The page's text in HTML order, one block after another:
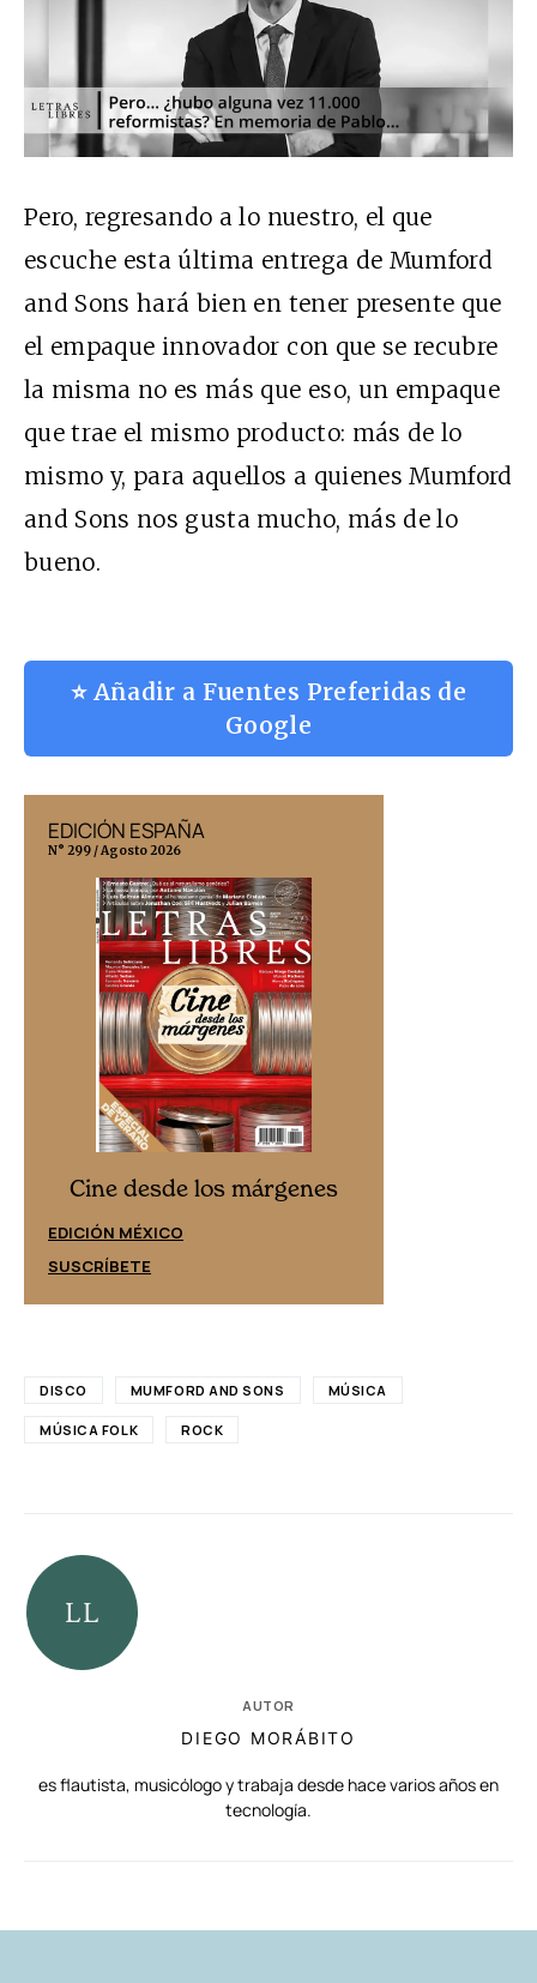
Pero, regresando a lo nuestro, el que
escuche esta última entrega de Mumford
and Sons hará bien en tener presente que
el empaque innovador con que se recubre
la misma no es más que eso, un empaque
que trae el mismo producto: más de lo
mismo y, para aquellos a quienes Mumford
and Sons nos gusta mucho, más de lo
bueno.
⭐ Añadir a Fuentes Preferidas de
Google
EDICIÓN ESPAÑA
N° 299 / Agosto 2026
Cine desde los márgenes
EDICIÓN MÉXICO
SUSCRÍBETE
DISCO MUMFORD AND SONS MÚSICA
MÚSICA FOLK ROCK
AUTOR
DIEGO MORÁBITO
es flautista, musicólogo y trabaja desde hace varios años en
tecnología.